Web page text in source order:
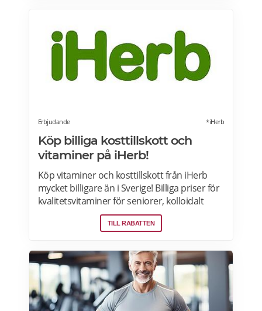
Erbjudande *iHerb
Köp billiga kosttillskott och
vitaminer på iHerb!
Köp vitaminer och kosttillskott från iHerb
mycket billigare än i Sverige! Billiga priser för
kvalitetsvitaminer för seniorer, kolloidalt
silver, lions mane, Ashwagandha, NAD+,
lutein, manukahonung, kollagen och riktigt
över 390kr. Tullar och skatter förbetalas vid
utcheckningen inga ytterligare betalningar
krävs vid leverans, men ska du inte handla
för mer än 1600 kronor per köp. Läs mer om
pensionärsrabatter på iHerb här.
TILL RABATTEN